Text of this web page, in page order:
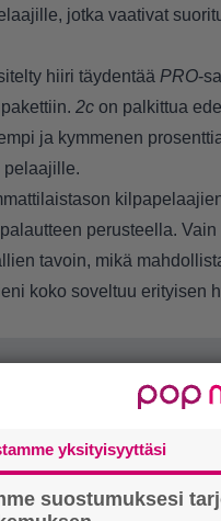
jotka vaativat
hiiri täydentää PRO-
2c on palkittua
ja kymmenen
pelaajille.
perusteella. Vain
tavoin, mikä
koko soveltuu erityisen
yksityisyyttäsi
suostumuksesi